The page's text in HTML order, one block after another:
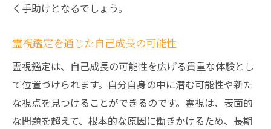
く手助けとなるでしょう。
霊視鑑定を通じた自己成長の可能性
霊視鑑定は、自己成長の可能性を広げる貴重な体験とし
て位置づけられます。自分自身の中に潜む可能性や新た
な視点を見つけることができるのです。霊視は、表面的
な問題を超えて、根本的な原因に働きかけるため、長期